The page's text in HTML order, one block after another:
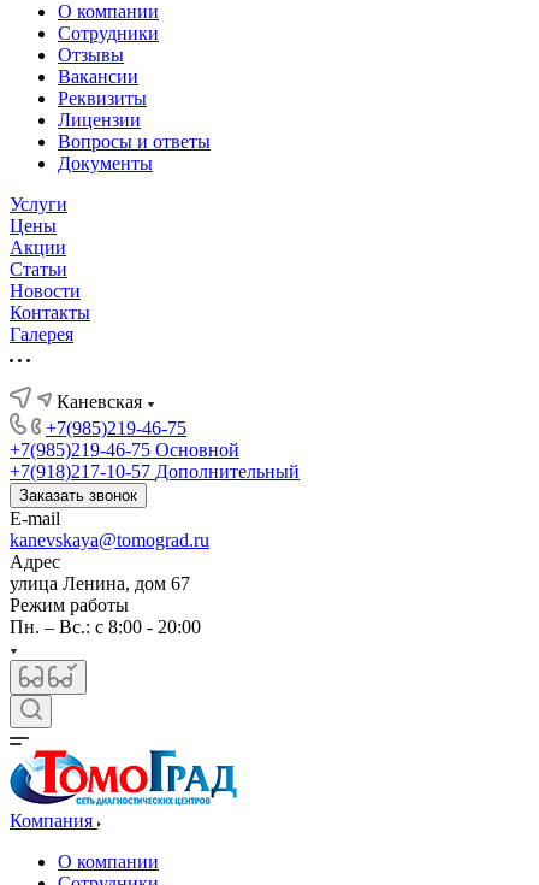
О компании
Сотрудники
Отзывы
Вакансии
Реквизиты
Лицензии
Вопросы и ответы
Документы
Услуги
Цены
Акции
Статьи
Новости
Контакты
Галерея
Каневская
+7(985)219-46-75
+7(985)219-46-75 Основной
+7(918)217-10-57 Дополнительный
Заказать звонок
E-mail
kanevskaya@tomograd.ru
Адрес
улица Ленина, дом 67
Режим работы
Пн. – Вс.: c 8:00 - 20:00
Компания
О компании